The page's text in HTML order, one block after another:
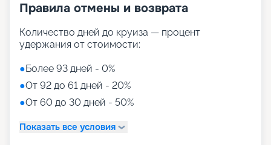
Правила отмены и возврата
Количество дней до круиза — процент
удержания от стоимости:
●Более 93 дней - 0%
●От 92 до 61 дней - 20%
●От 60 до 30 дней - 50%
Показать все условия